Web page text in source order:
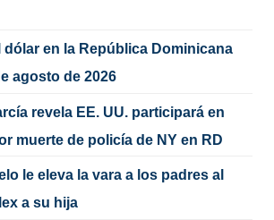
dólar en la República Dominicana
agosto de 2026
revela EE. UU. participará en
muerte de policía de NY en RD
le eleva la vara a los padres al
a su hija